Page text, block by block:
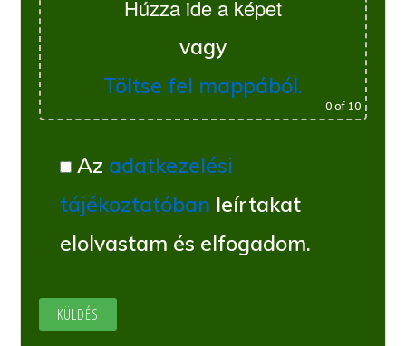
Húzza ide a képet
vagy
Töltse fel mappából.
0of 10
Az adatkezelési
tájékoztatóban leírtakat
elolvastam és elfogadom.